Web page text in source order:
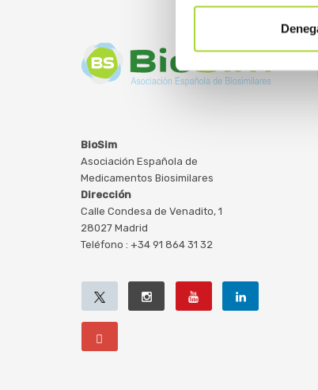
BioSim
Asociación Española de
Medicamentos Biosimilares
Dirección
Calle Condesa de Venadito, 1
28027 Madrid
Teléfono : +34 91 864 31 32